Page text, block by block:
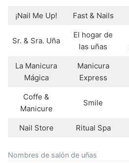
¡Nail Me Up! Fast & Nails
Sr. & Sra. Uña
El hogar de
las uñas
La Manicura
Mágica
Manicura
Express
Coffe &
Manicure
Smile
Nail Store Ritual Spa
Nombres de salón de uñas